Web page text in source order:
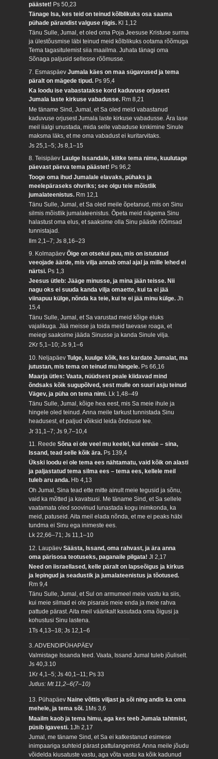
päästet! Ps 50,23
Tänage Isa, kes teid on teinud kõlblikuks osa saama
pühade pärandist valguse riigis. Kl 1,12
Tänu Sulle, Jumal, et oled oma Poja Jeesuse Kristuse surma
ja ülestõusmise läbi teinud meid kõlblikuks ootama rõõmuga
Tema tagasitulemist siia maailma. Juhata tänagi oma
Sõnaga paljusid sellesse rõõmusse.
7. EsmaspäevJumala käes on maa sügavused ja tema
päralt on mägede tipud. Ps 95,4
Ka loodu ise vabastatakse kord kaduvuse orjusest
Jumala laste kirkuse vabadusse. Rm 8,21
Me täname Sind, Jumal, et Sa oled meid vabastanud
kaduvuse orjusest Jumala laste kirkuse vabadusse. Ära lase
meil iialgi unustada, mida selle vabaduse kinkimine Sinule
maksma läks, et me oma vabadust ei kuritarvitaks.
Js 25,1–5; Js 8,1–15
8. Teisipäev Laulge Issandale, kiitke tema nime, kuulutage
päevast päeva tema päästet! Ps 96,2
Tooge oma ihud Jumalale elavaks, pühaks ja
meelepäraseks ohvriks; see olgu teie mõistlik
jumalateenistus. Rm 12,1
Tänu Sulle, Jumal, et Sa oled meile õpetanud, mis on Sinu
silmis mõistlik jumalateenistus. Õpeta meid nägema Sinu
halastust oma elus, et saaksime olla Sinu pääste rõõmsad
tunnistajad.
Ilm 2,1–7; Js 8,16–23
9. KolmapäevÕige on otsekui puu, mis on istutatud
veeojade äärde, mis vilja annab omal ajal ja mille lehed ei
närtsi. Ps 1,3
Jeesus ütleb: Jääge minusse, ja mina jään teisse. Nii
nagu oks ei suuda kanda vilja omaette, kui ta ei jää
viinapuu külge, nõnda ka teie, kui te ei jää minu külge.Jh
15,4
Tänu Sulle, Jumal, et Sa varustad meid kõige eluks
vajalikuga. Jää meisse ja toida meid taevase roaga, et
meiegi saaksime jääda Sinusse ja kanda Sinule vilja.
2Kr 5,1–10; Js 9,1–6
10. NeljapäevTulge, kuulge kõik, kes kardate Jumalat, ma
jutustan, mis tema on teinud mu hingele. Ps 66,16
Maarja ütles: Vaata, nüüdsest peale kiidavad mind
õndsaks kõik sugupõlved, sest mulle on suuri asju teinud
Vägev, ja püha on tema nimi. Lk 1,48–49
Tänu Sulle, Jumal, kõige hea eest, mis Sa meie ihule ja
hingele oled teinud. Anna meile tarkust tunnistada Sinu
headusest, et paljud võiksid leida õndsuse tee.
Jr 31,1–7; Js 9,7–10,4
11. ReedeSõna ei ole veel mu keelel, kui ennäe – sina,
Issand, tead selle kõik ära. Ps 139,4
Ükski loodu ei ole tema ees nähtamatu, vaid kõik on alasti
ja paljastatud tema silma ees – tema ees, kellele meil
tuleb aru anda. Hb 4,13
Oh Jumal, Sina tead ette mitte ainult meie tegusid ja sõnu,
vaid ka mõtted ja kavatsusi. Me täname Sind, et Sa sellele
vaatamata oled soovinud lunastada kogu inimkonda, ka
meid, patuseid. Aita meil elada nõnda, et me ei peaks häbi
tundma ei Sinu ega inimeste ees.
Lk 22,66–71; Js 11,1–10
12. LaupäevSäästa, Issand, oma rahvast, ja ära anna
oma pärisosa teotuseks, paganaile pilgata!Jl 2,17
Need on iisraellased, kelle päralt on lapseõigus ja kirkus
ja lepingud ja seadustik ja jumalateenistus ja tõotused.
Rm 9,4
Tänu Sulle, Jumal, et Sul on armumeel meie vastu ka siis,
kui meie silmad ei ole pisarais meie enda ja meie rahva
pattude pärast. Aita meil väärikalt kasutada oma õigusi ja
kohustusi Sinu lastena.
1Ts 4,13–18; Js 12,1–6
3. ADVENDIPÜHAPÄEV
Valmistage Issanda teed. Vaata, Issand Jumal tuleb jõuliselt.
Js 40,3.10
1Kr 4,1–5; Js 40,1–11; Ps 33
Jutlus: Mt 11,2–6(7–10)
13. Pühapäev Naine võttis viljast ja sõi ning andis ka oma
mehele, ja tema sõi. 1Ms 3,6
Maailm kaob ja tema himu, aga kes teeb Jumala tahtmist,
püsib igavesti. 1Jh 2,17
Jumal, me täname Sind, et Sa ei katkestanud esimese
inimpaariga suhteid pärast pattulangemist. Anna meile jõudu
võidelda kiusatuste vastu, aga võta vastu ka kõik kadunud